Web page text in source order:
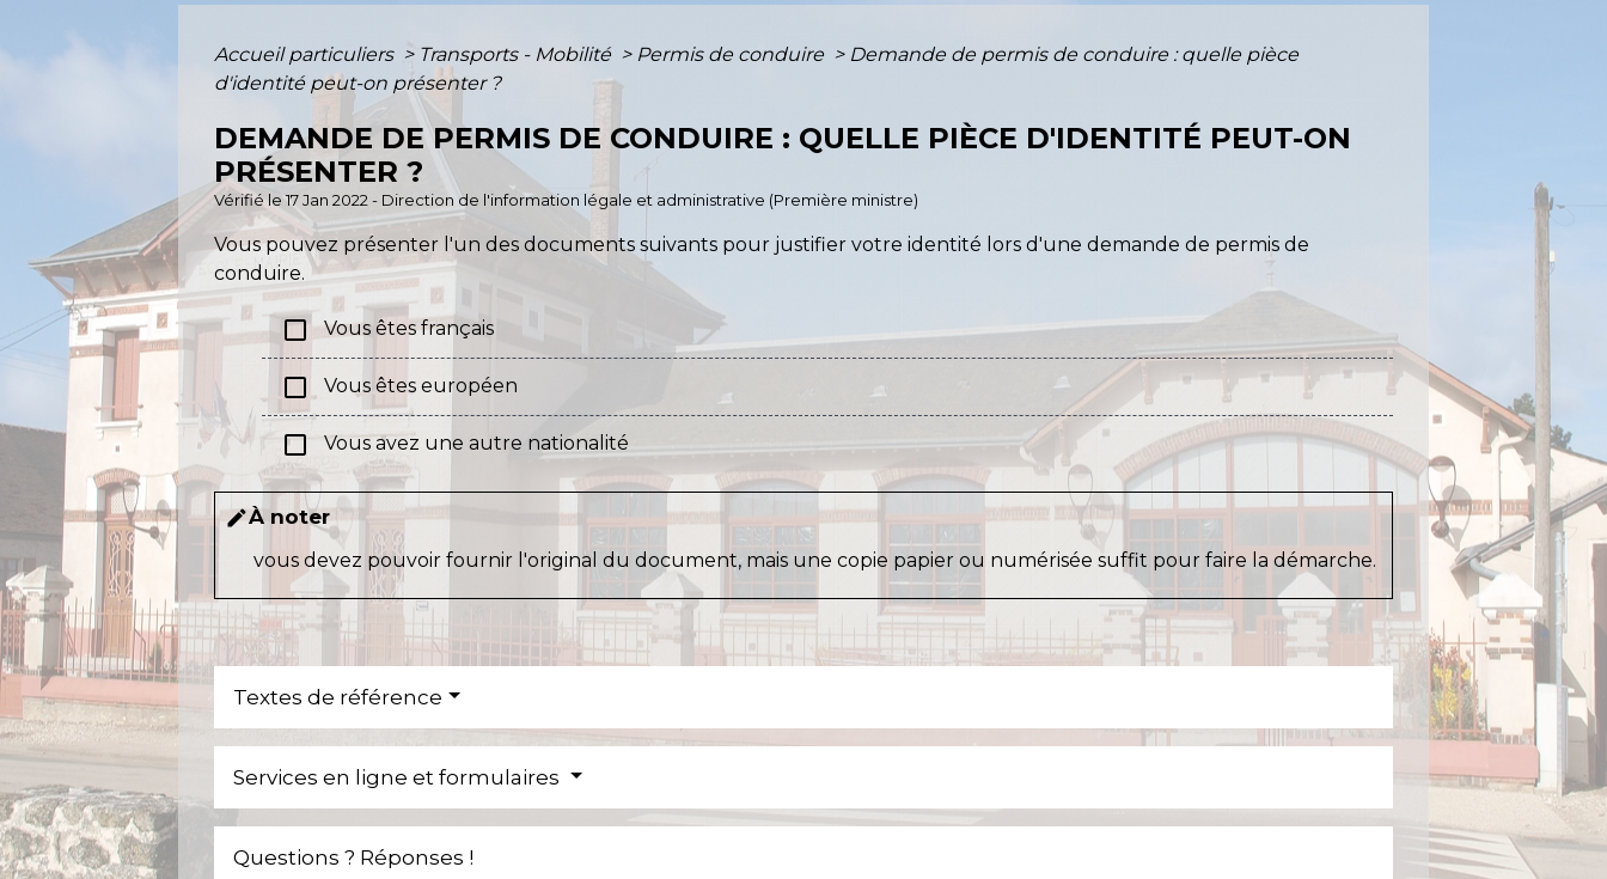
Accueil particuliers > Transports - Mobilité > Permis de conduire > Demande de permis de conduire : quelle pièce
d'identité peut-on présenter ?
DEMANDE DE PERMIS DE CONDUIRE : QUELLE PIÈCE D'IDENTITÉ PEUT-ON
PRÉSENTER ?
Vérifié le 17 Jan 2022 - Direction de l'information légale et administrative (Première ministre)
Vous pouvez présenter l'un des documents suivants pour justifier votre identité lors d'une demande de permis de
conduire.
check_box_outline_blank Vous êtes français
check_box_outline_blank Vous êtes européen
check_box_outline_blank Vous avez une autre nationalité
editÀ noter
vous devez pouvoir fournir l'original du document, mais une copie papier ou numérisée suffit pour faire la démarche.
Textes de référence
Services en ligne et formulaires
Questions ? Réponses !